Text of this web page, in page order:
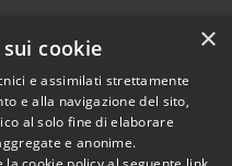
Copyright © 2024 •
Comune di Mazara del
×
cookie
e assimilati strettamente
e alla navigazione del sito,
al solo fine di elaborare
e anonime.